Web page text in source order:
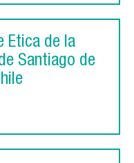
Ética de la
Santiago de